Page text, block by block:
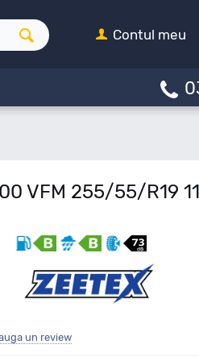
Contul meu
VFM 255/55/R19
un review